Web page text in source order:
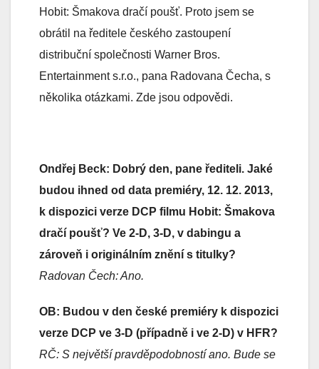
Hobit: Šmakova dračí poušť. Proto jsem se
obrátil na ředitele českého zastoupení
distribuční společnosti Warner Bros.
Entertainment s.r.o., pana Radovana Čecha, s
několika otázkami. Zde jsou odpovědi.
Ondřej Beck: Dobrý den, pane řediteli. Jaké
budou ihned od data premiéry, 12. 12. 2013,
k dispozici verze DCP filmu Hobit: Šmakova
dračí poušť? Ve 2-D, 3-D, v dabingu a
zároveň i originálním znění s titulky?
Radovan Čech: Ano.
OB: Budou v den české premiéry k dispozici
verze DCP ve 3-D (případně i ve 2-D) v HFR?
RČ: S největší pravděpodobností ano. Bude se